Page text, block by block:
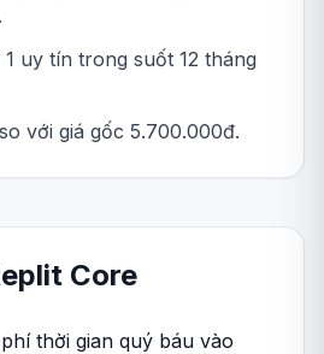
1 uy tín trong suốt 12 tháng
với giá gốc 5.700.000đ.
Core
thời gian quý báu vào